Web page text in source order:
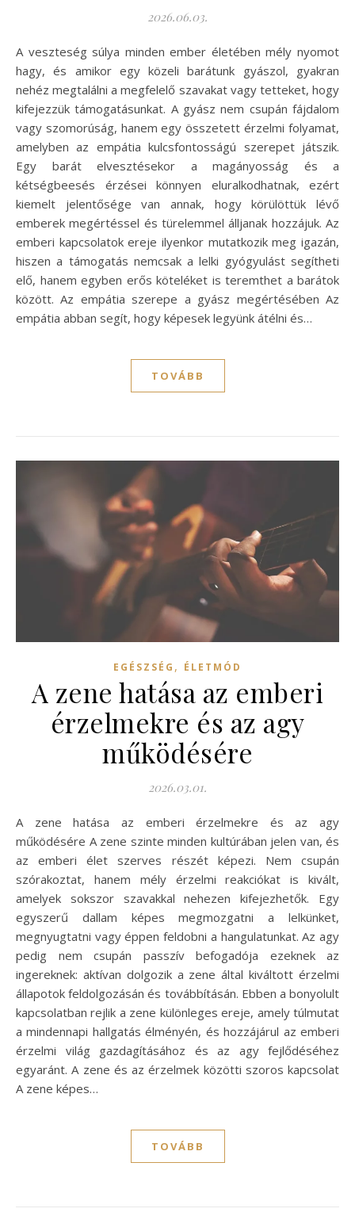
2026.06.03.
A veszteség súlya minden ember életében mély nyomot
hagy, és amikor egy közeli barátunk gyászol, gyakran
nehéz megtalálni a megfelelő szavakat vagy tetteket, hogy
kifejezzük támogatásunkat. A gyász nem csupán fájdalom
vagy szomorúság, hanem egy összetett érzelmi folyamat,
amelyben az empátia kulcsfontosságú szerepet játszik.
Egy barát elvesztésekor a magányosság és a
kétségbeesés érzései könnyen eluralkodhatnak, ezért
kiemelt jelentősége van annak, hogy körülöttük lévő
emberek megértéssel és türelemmel álljanak hozzájuk. Az
emberi kapcsolatok ereje ilyenkor mutatkozik meg igazán,
hiszen a támogatás nemcsak a lelki gyógyulást segítheti
elő, hanem egyben erős köteléket is teremthet a barátok
között. Az empátia szerepe a gyász megértésében Az
empátia abban segít, hogy képesek legyünk átélni és…
TOVÁBB
EGÉSZSÉG , ÉLETMÓD
A zene hatása az emberi
érzelmekre és az agy
működésére
2026.03.01.
A zene hatása az emberi érzelmekre és az agy
működésére A zene szinte minden kultúrában jelen van, és
az emberi élet szerves részét képezi. Nem csupán
szórakoztat, hanem mély érzelmi reakciókat is kivált,
amelyek sokszor szavakkal nehezen kifejezhetők. Egy
egyszerű dallam képes megmozgatni a lelkünket,
megnyugtatni vagy éppen feldobni a hangulatunkat. Az agy
pedig nem csupán passzív befogadója ezeknek az
ingereknek: aktívan dolgozik a zene által kiváltott érzelmi
állapotok feldolgozásán és továbbításán. Ebben a bonyolult
kapcsolatban rejlik a zene különleges ereje, amely túlmutat
a mindennapi hallgatás élményén, és hozzájárul az emberi
érzelmi világ gazdagításához és az agy fejlődéséhez
egyaránt. A zene és az érzelmek közötti szoros kapcsolat
A zene képes…
TOVÁBB